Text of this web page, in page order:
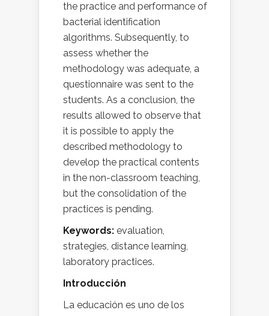
the practice and performance of
bacterial identification
algorithms. Subsequently, to
assess whether the
methodology was adequate, a
questionnaire was sent to the
students. As a conclusion, the
results allowed to observe that
it is possible to apply the
described methodology to
develop the practical contents
in the non-classroom teaching,
but the consolidation of the
practices is pending.
Keywords: evaluation,
strategies, distance learning,
laboratory practices.
Introducción
La educación es uno de los